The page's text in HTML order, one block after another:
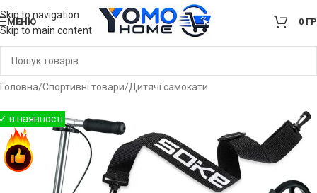
Skip to navigation
Skip to main content
МЕНЮ 0
Головна/Спортивні товари/Дитячі самокати